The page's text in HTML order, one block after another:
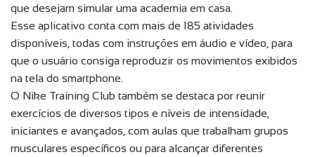
que desejam simular uma academia em casa.
Esse aplicativo conta com mais de 185 atividades
disponíveis, todas com instruções em áudio e vídeo, para
que o usuário consiga reproduzir os movimentos exibidos
na tela do smartphone.
O Nike Training Club também se destaca por reunir
exercícios de diversos tipos e níveis de intensidade,
iniciantes e avançados, com aulas que trabalham grupos
musculares específicos ou para alcançar diferentes